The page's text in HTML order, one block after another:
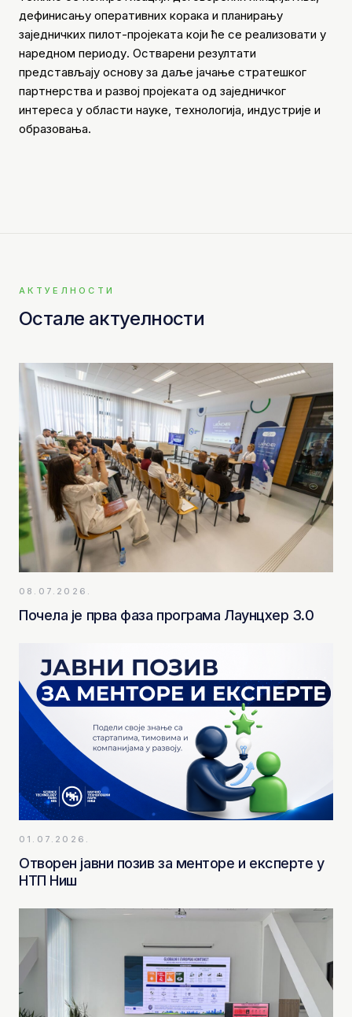
дефинисању оперативних корака и планирању
заједничких пилот-пројеката који ће се реализовати у
наредном периоду. Остварени резултати
представљају основу за даље јачање стратешког
партнерства и развој пројеката од заједничког
интереса у области науке, технологија, индустрије и
образовања.
АКТУЕЛНОСТИ
Остале актуелности
08.07.2026.
Почела је прва фаза програма Лаунцхер 3.0
01.07.2026.
Отворен јавни позив за менторе и експерте у
НТП Ниш